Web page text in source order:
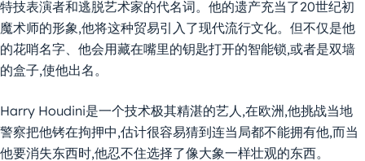
特技表演者和逃脱艺术家的代名词。他的遗产充当了20世纪初
魔术师的形象,他将这种贸易引入了现代流行文化。但不仅是他
的花哨名字、他会用藏在嘴里的钥匙打开的智能锁,或者是双墙
的盒子,使他出名。
Harry Houdini是一个技术极其精湛的艺人,在欧洲,他挑战当地
警察把他铐在拘押中,估计很容易猜到连当局都不能拥有他,而当
他要消失东西时,他忍不住选择了像大象一样壮观的东西。